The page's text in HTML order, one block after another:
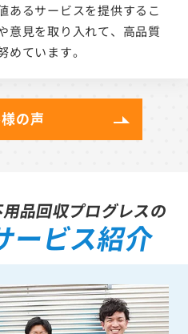
あるサービスを提供するこ
意見を取り入れて、高品質
めています。
の声
品回収プログレスの
ービス紹介